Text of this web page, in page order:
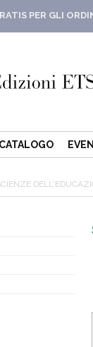
PER GLI
CATALOGO